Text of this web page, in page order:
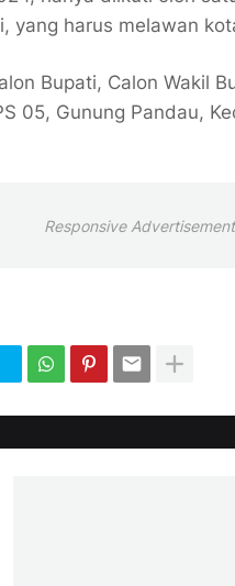
yang harus melawan
Bupati, Calon Wakil
05, Gunung Pandau,
Responsive Advertisement